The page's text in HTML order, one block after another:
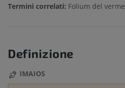
Termini correlati: Folium del verme
Definizione
IMAIOS